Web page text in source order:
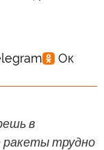
в
ракеты трудно